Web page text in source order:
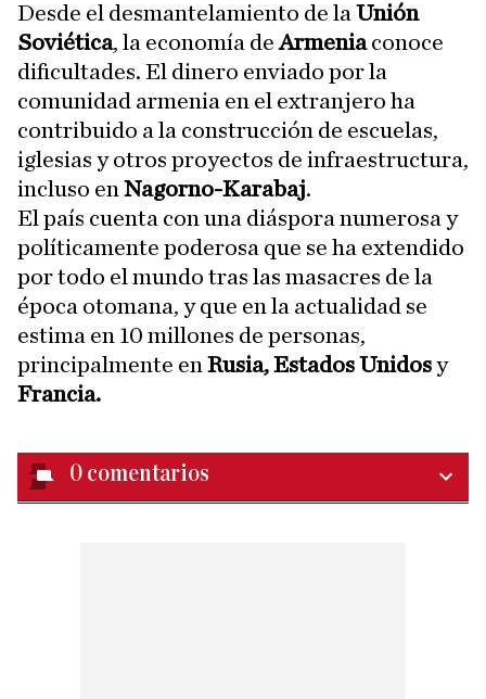
Desde el desmantelamiento de la Unión
Soviética, la economía deArmeniaconoce
dificultades. El dinero enviado por la
comunidad armenia en el extranjero ha
contribuido a la construcción de escuelas,
iglesias y otros proyectos de infraestructura,
incluso en Nagorno-Karabaj.
El país cuenta con una diáspora numerosa y
políticamente poderosa que se ha extendido
por todo el mundo tras las masacres de la
época otomana, y que en la actualidad se
estima en 10 millones de personas,
principalmente en Rusia, Estados Unidosy
Francia.
0 comentarios